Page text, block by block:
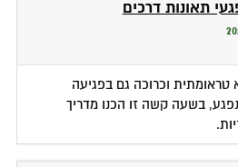
תאונות דרכים
טראומתית וכרוכה גם בפגיעה
בשעה קשה זו הכנו מדריך